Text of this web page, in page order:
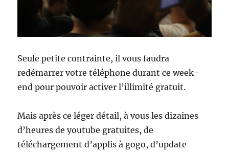
Seule petite contrainte, il vous faudra
redémarrer votre téléphone durant ce week-
end pour pouvoir activer l’illimité gratuit.
Mais après ce léger détail, à vous les dizaines
d’heures de youtube gratuites, de
téléchargement d’applis à gogo, d’update